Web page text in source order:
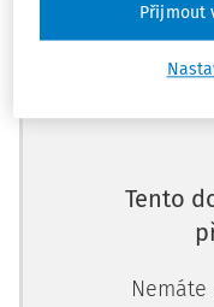
Tento
Přijmout